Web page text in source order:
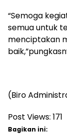
“Semoga
semua untuk
menciptakan
(Biro
Post Views: 171
Bagikan ini: